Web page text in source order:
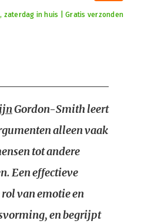
zaterdag in huis | Gratis verzonden
Gordon-Smith leert
alleen vaak
tot andere
Een effectieve
van emotie en
en begrijpt